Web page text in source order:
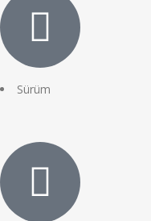
Sürüm